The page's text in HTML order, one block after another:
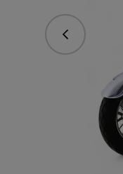
Předchozí